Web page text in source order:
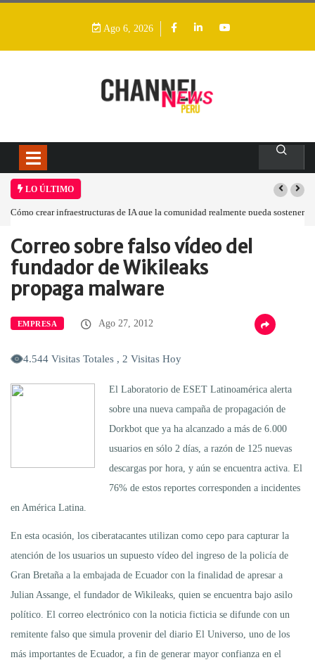
Ago 6, 2026
LO ÚLTIMO
Cómo crear infraestructuras de IA que la comunidad realmente pueda sostener
Home Empresa Correo sobre falso…
Correo sobre falso vídeo del
fundador de Wikileaks
propaga malware
EMPRESA Ago 27, 2012
4.544 Visitas Totales , 2 Visitas Hoy
El Laboratorio de ESET Latinoamérica alerta
sobre una nueva campaña de propagación de
Dorkbot que ya ha alcanzado a más de 6.000
usuarios en sólo 2 días, a razón de 125 nuevas
descargas por hora, y aún se encuentra activa. El
76% de estos reportes corresponden a incidentes
en América Latina.
En esta ocasión, los ciberatacantes utilizan como cepo para capturar la
atención de los usuarios un supuesto vídeo del ingreso de la policía de
Gran Bretaña a la embajada de Ecuador con la finalidad de apresar a
Julian Assange, el fundador de Wikileaks, quien se encuentra bajo asilo
político. El correo electrónico con la noticia ficticia se difunde con un
remitente falso que simula provenir del diario El Universo, uno de los
más importantes de Ecuador, a fin de generar mayor confianza en el